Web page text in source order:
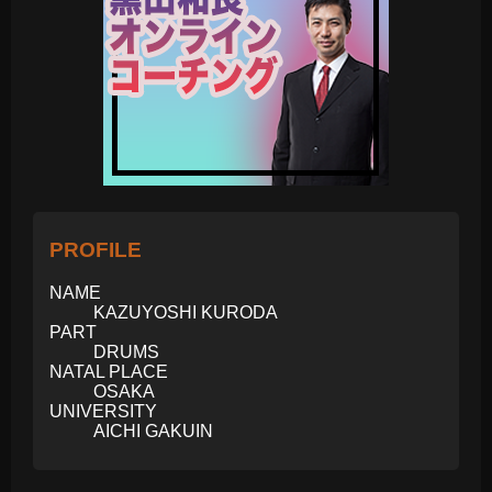
PROFILE
NAME
KAZUYOSHI KURODA
PART
DRUMS
NATAL PLACE
OSAKA
UNIVERSITY
AICHI GAKUIN